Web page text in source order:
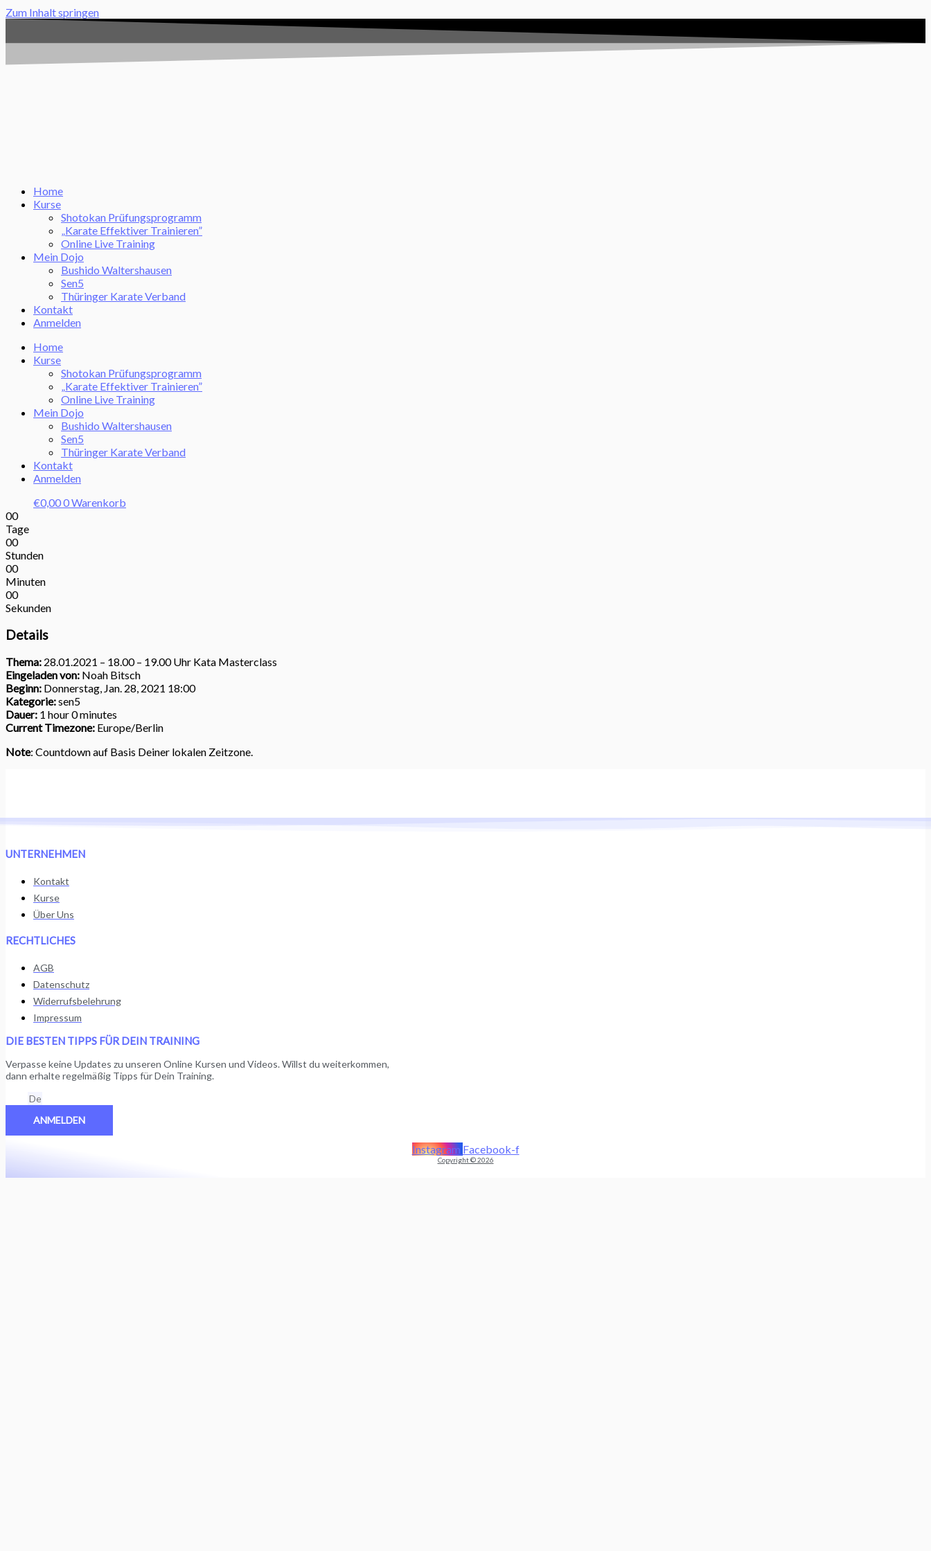
Zum Inhalt springen
Home
Kurse
Shotokan Prüfungsprogramm
„Karate Effektiver Trainieren”
Online Live Training
Mein Dojo
Bushido Waltershausen
Sen5
Thüringer Karate Verband
Kontakt
Anmelden
Home
Kurse
Shotokan Prüfungsprogramm
„Karate Effektiver Trainieren”
Online Live Training
Mein Dojo
Bushido Waltershausen
Sen5
Thüringer Karate Verband
Kontakt
Anmelden
€0,000Warenkorb
00
Tage
00
Stunden
00
Minuten
00
Sekunden
Details
Thema: 28.01.2021 – 18.00 – 19.00 Uhr Kata Masterclass
Eingeladen von: Noah Bitsch
Beginn: Donnerstag, Jan. 28, 2021 18:00
Kategorie:sen5
Dauer: 1 hour 0 minutes
Current Timezone: Europe/Berlin
Note: Countdown auf Basis Deiner lokalen Zeitzone.
UNTERNEHMEN
Kontakt
Kurse
Über Uns
RECHTLICHES
AGB
Datenschutz
Widerrufsbelehrung
Impressum
DIE BESTEN TIPPS FÜR DEIN TRAINING
Verpasse keine Updates zu unseren Online Kursen und Videos. Willst du weiterkommen,
dann erhalte regelmäßig Tipps für Dein Training.
ANMELDEN
Instagram Facebook-f
Copyright © 2026